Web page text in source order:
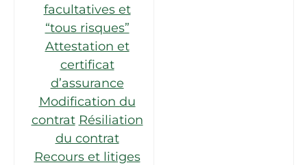
facultatives et
“tous risques”
Attestation et
certificat
d’assurance
Modification du
contrat Résiliation
du contrat
Recours et litiges